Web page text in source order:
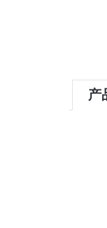
产